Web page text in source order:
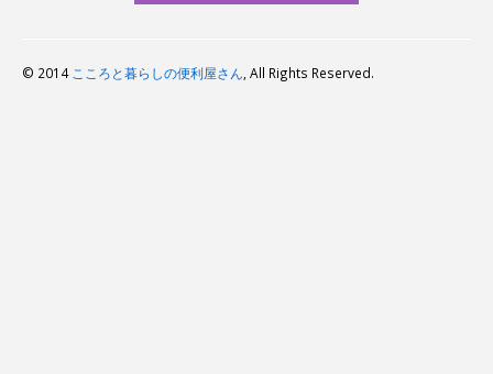
© 2014 こころと暮らしの便利屋さん , All Rights Reserved.